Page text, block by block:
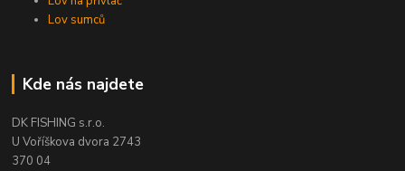
Lov sumců
Kde nás najdete
DK FISHING s.r.o.
U Voříškova dvora 2743
370 04